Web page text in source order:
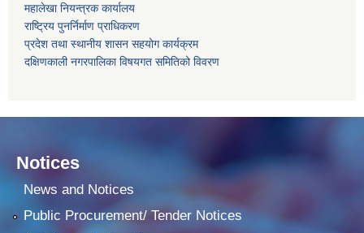
महालेखा नियन्त्रक कार्यालय
राष्ट्रिय पुनर्निर्माण प्राधिकरण
प्रदेश तथा स्थानीय शासन सहयोग कार्यक्रम
दक्षिणकाली नगरपालिका विषयगत समितिको विवरण
Notices
News and Notices
Public Procurement/ Tender Notices